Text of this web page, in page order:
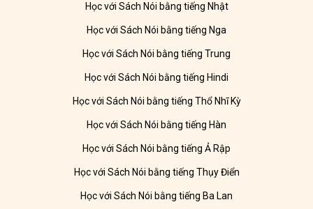
Học với Sách Nói bằng tiếng Nhật
Học với Sách Nói bằng tiếng Nga
Học với Sách Nói bằng tiếng Trung
Học với Sách Nói bằng tiếng Hindi
Học với Sách Nói bằng tiếng Thổ Nhĩ Kỳ
Học với Sách Nói bằng tiếng Hàn
Học với Sách Nói bằng tiếng Ả Rập
Học với Sách Nói bằng tiếng Thụy Điển
Học với Sách Nói bằng tiếng Ba Lan